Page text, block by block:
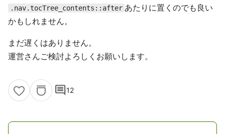
.nav.tocTree_contents::after あたりに置くのでも良い
かもしれません。
まだ遅くはありません。
運営さんご検討よろしくお願いします。
comment12